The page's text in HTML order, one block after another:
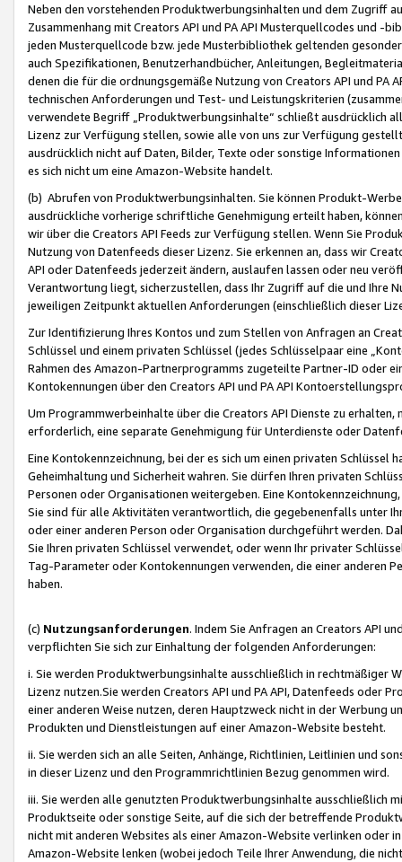
Neben den vorstehenden Produktwerbungsinhalten und dem Zugriff
Zusammenhang mit Creators API und PA API Musterquellcodes und
jeden Musterquellcode bzw. jede Musterbibliothek geltenden
auch Spezifikationen, Benutzerhandbücher, Anleitungen,
denen die für die ordnungsgemäße Nutzung von Creators API und PA
technischen Anforderungen und Test- und Leistungskriterien
verwendete Begriff „Produktwerbungsinhalte“ schließt ausdrücklich
Lizenz zur Verfügung stellen, sowie alle von uns zur Verfügung
ausdrücklich nicht auf Daten, Bilder, Texte oder sonstige
es sich nicht um eine Amazon-Website handelt.
(b) Abrufen von Produktwerbungsinhalten. Sie können Produkt-
ausdrückliche vorherige schriftliche Genehmigung erteilt haben,
wir über die Creators API Feeds zur Verfügung stellen. Wenn Sie
Nutzung von Datenfeeds dieser Lizenz. Sie erkennen an, dass wir
API oder Datenfeeds jederzeit ändern, auslaufen lassen oder neu
Verantwortung liegt, sicherzustellen, dass Ihr Zugriff auf die und Ihre
jeweiligen Zeitpunkt aktuellen Anforderungen (einschließlich dieser
Zur Identifizierung Ihres Kontos und zum Stellen von Anfragen an
Schlüssel und einem privaten Schlüssel (jedes Schlüsselpaar eine
Rahmen des Amazon-Partnerprogramms zugeteilte Partner-ID oder
Kontokennungen über den Creators API und PA API
Um Programmwerbeinhalte über die Creators API Dienste zu
erforderlich, eine separate Genehmigung für Unterdienste oder
Eine Kontokennzeichnung, bei der es sich um einen privaten
Geheimhaltung und Sicherheit wahren. Sie dürfen Ihren privaten
Personen oder Organisationen weitergeben. Eine
Sie sind für alle Aktivitäten verantwortlich, die gegebenenfalls unter
oder einer anderen Person oder Organisation durchgeführt werden.
Sie Ihren privaten Schlüssel verwendet, oder wenn Ihr privater
Tag-Parameter oder Kontokennungen verwenden, die einer anderen
haben.
(c) Nutzungsanforderungen. Indem Sie Anfragen an Creators API
verpflichten Sie sich zur Einhaltung der folgenden Anforderungen:
i. Sie werden Produktwerbungsinhalte ausschließlich in rechtmäßiger
Lizenz nutzen.Sie werden Creators API und PA API, Datenfeeds oder
einer anderen Weise nutzen, deren Hauptzweck nicht in der Werbung
Produkten und Dienstleistungen auf einer Amazon-Website besteht.
ii. Sie werden sich an alle Seiten, Anhänge, Richtlinien, Leitlinien und
in dieser Lizenz und den Programmrichtlinien Bezug genommen wird.
iii. Sie werden alle genutzten Produktwerbungsinhalte ausschließlich
Produktseite oder sonstige Seite, auf die sich der betreffende
nicht mit anderen Websites als einer Amazon-Website verlinken oder
Amazon-Website lenken (wobei jedoch Teile Ihrer Anwendung, die